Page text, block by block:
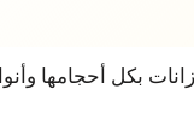
بكل أحجامها